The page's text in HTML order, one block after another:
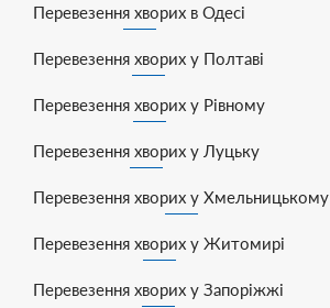
Перевезення хворих в Одесі
Перевезення хворих у Полтаві
Перевезення хворих у Рівному
Перевезення хворих у Луцьку
Перевезення хворих у Хмельницькому
Перевезення хворих у Житомирі
Перевезення хворих у Запоріжжі